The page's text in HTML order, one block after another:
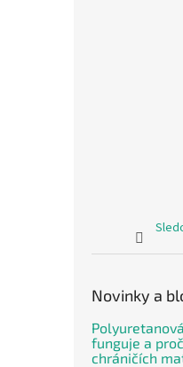
Novinky a
funguje a
chráničích